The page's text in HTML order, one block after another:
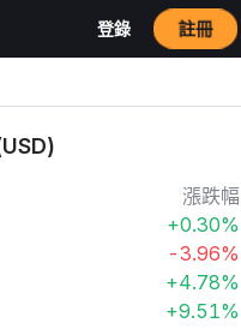
登錄 註冊
漲跌幅
+0.30%
-3.96%
+4.78%
+9.51%